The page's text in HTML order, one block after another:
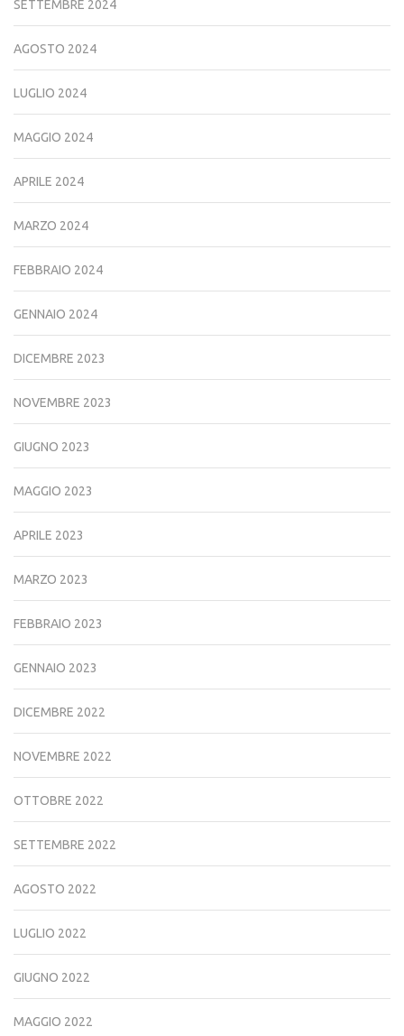
SETTEMBRE 2024
AGOSTO 2024
LUGLIO 2024
MAGGIO 2024
APRILE 2024
MARZO 2024
FEBBRAIO 2024
GENNAIO 2024
DICEMBRE 2023
NOVEMBRE 2023
GIUGNO 2023
MAGGIO 2023
APRILE 2023
MARZO 2023
FEBBRAIO 2023
GENNAIO 2023
DICEMBRE 2022
NOVEMBRE 2022
OTTOBRE 2022
SETTEMBRE 2022
AGOSTO 2022
LUGLIO 2022
GIUGNO 2022
MAGGIO 2022